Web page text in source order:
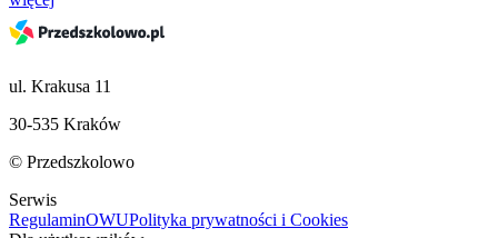
ul. Krakusa 11
30-535 Kraków
© Przedszkolowo
Serwis
RegulaminOWUPolityka prywatności i Cookies